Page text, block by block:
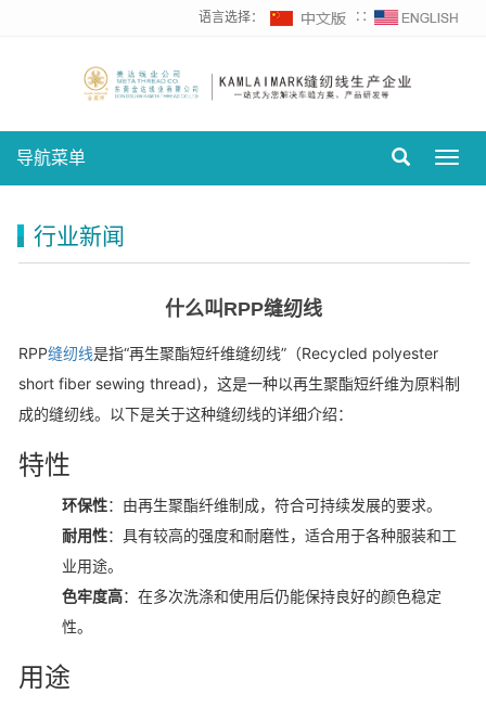
语言选择： ∷
导航菜单
行业新闻
什么叫RPP缝纫线
RPP缝纫线是指“再生聚酯短纤维缝纫线”（Recycled polyester
short fiber sewing thread)，这是一种以再生聚酯短纤维为原料制
成的缝纫线。以下是关于这种缝纫线的详细介绍：
特性
环保性：由再生聚酯纤维制成，符合可持续发展的要求。
耐用性：具有较高的强度和耐磨性，适合用于各种服装和工
业用途。
色牢度高：在多次洗涤和使用后仍能保持良好的颜色稳定
性。
用途